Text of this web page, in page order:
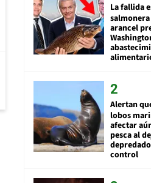
La fallida
arancel
Alertan
lobos
afectar
pesca al
control